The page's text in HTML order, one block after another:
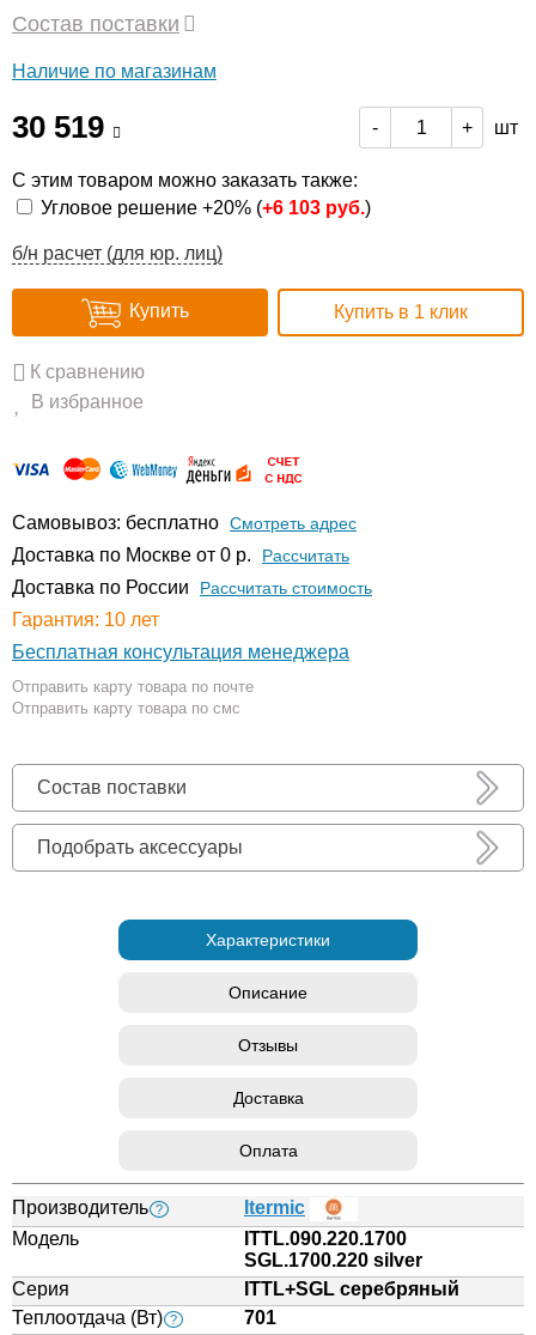
Состав поставки
Наличие по магазинам
30 519 - + шт
С этим товаром можно заказать также:
Угловое решение +20% (+6 103 руб.)
б/н расчет (для юр. лиц)
Купить Купить в 1 клик
К сравнению
В избранное
Самовывоз: бесплатно Смотреть адрес
Доставка по Москве от 0 р. Расcчитать
Доставка по России Рассчитать стоимость
Гарантия: 10 лет
Бесплатная консультация менеджера
Отправить карту товара по почте
Отправить карту товара по смс
Состав поставки
Подобрать аксессуары
Характеристики
Описание
Отзывы
Доставка
Оплата
Производитель ?
Itermic
Модель
ITTL.090.220.1700
SGL.1700.220 silver
Серия
ITTL+SGL серебряный
Теплоотдача (Вт) ?
701